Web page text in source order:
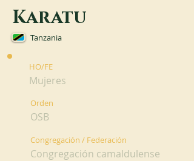
Karatu
Tanzania
HO/FE
Mujeres
Orden
OSB
Congregación / Federación
Congregación camaldulense